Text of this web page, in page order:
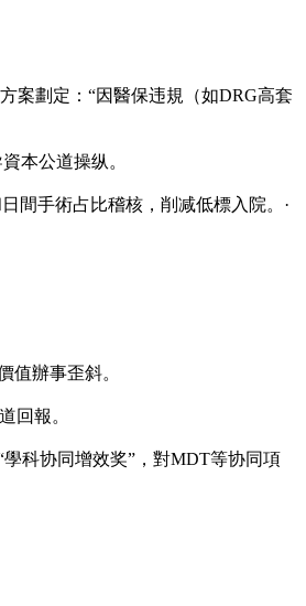
案劃定：“因醫保违規（如DRG高套
本公道操纵。
間手術占比稽核，削减低標入院。·
值辦事歪斜。
回報。
科协同增效奖”，對MDT等协同項